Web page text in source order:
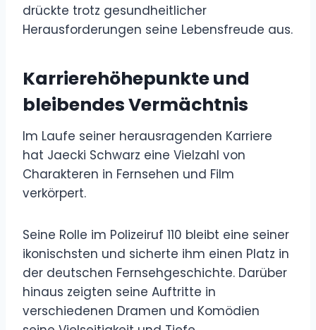
drückte trotz gesundheitlicher
Herausforderungen seine Lebensfreude aus.
Karrierehöhepunkte und
bleibendes Vermächtnis
Im Laufe seiner herausragenden Karriere
hat Jaecki Schwarz eine Vielzahl von
Charakteren in Fernsehen und Film
verkörpert.
Seine Rolle im Polizeiruf 110 bleibt eine seiner
ikonischsten und sicherte ihm einen Platz in
der deutschen Fernsehgeschichte. Darüber
hinaus zeigten seine Auftritte in
verschiedenen Dramen und Komödien